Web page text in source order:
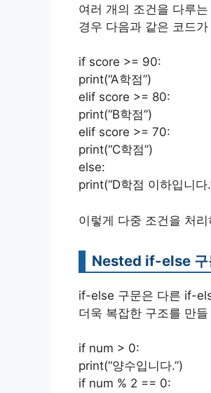
여러 개의 조건을 다루
경우 다음과 같은 코드
if score >= 90:
print(“A학점”)
elif score >= 80:
print(“B학점”)
elif score >= 70:
print(“C학점”)
else:
print(“D학점 이하입니다
이렇게 다중 조건을 처
Nested if-else 구
if-else 구문은 다른 if-
더욱 복잡한 구조를 만
if num > 0:
print(“양수입니다.”)
if num % 2 == 0: